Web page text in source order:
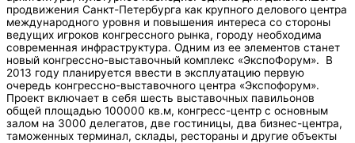
продвижения Санкт-Петербурга как крупного делового центра
международного уровня и повышения интереса со стороны
ведущих игроков конгрессного рынка, городу необходима
современная инфраструктура. Одним из ее элементов станет
новый конгрессно-выставочный комплекс «ЭкспоФорум». В
2013 году планируется ввести в эксплуатацию первую
очередь конгрессно-выставочного центра «Экспофорум».
Проект включает в себя шесть выставочных павильонов
общей площадью 100000 кв.м, конгресс-центр с основным
залом на 3000 делегатов, две гостиницы, два бизнес-центра,
таможенных терминал, склады, рестораны и другие объекты